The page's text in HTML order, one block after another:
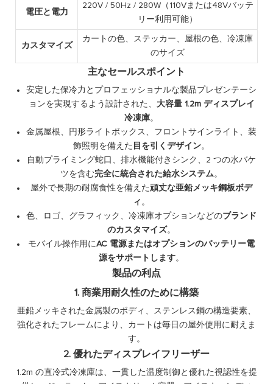
電圧と電力
220V / 50Hz / 280W（110Vまたは48Vバッテ
リー利用可能）
カスタマイズ
カートの色、ステッカー、屋根の色、冷凍庫
のサイズ
主なセールスポイント
安定した保冷力とプロフェッショナルな製品プレゼンテーシ
ョンを実現するよう設計された、 大容量 1.2m ディスプレイ
冷凍庫。
金属屋根、円形ライトボックス、フロントサインライト、装
飾照明を備えた 目を引くデザイン。
自動プライミング蛇口、排水機能付きシンク、2 つの水バケ
ツを含む完全に統合された給水システム 。
屋外で長期の耐腐食性を備えた頑丈な亜鉛メッキ鋼板ボデ
ィ 。
色、ロゴ、グラフィック、冷凍庫オプションなどのブランド
のカスタマイズ。
モバイル操作用にAC 電源またはオプションのバッテリー電
源をサポートします。
製品の利点
1. 商業用耐久性のために構築
亜鉛メッキされた金属製のボディ、ステンレス鋼の構造要素、
強化されたフレームにより、カートは毎日の屋外使用に耐えま
す。
2. 優れたディスプレイフリーザー
1.2m の直冷式冷凍庫は、一貫した温度制御と優れた視認性を提